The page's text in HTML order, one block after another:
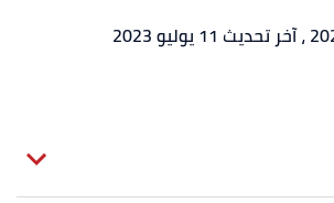
، آخر تحديث 11 يوليو 2023